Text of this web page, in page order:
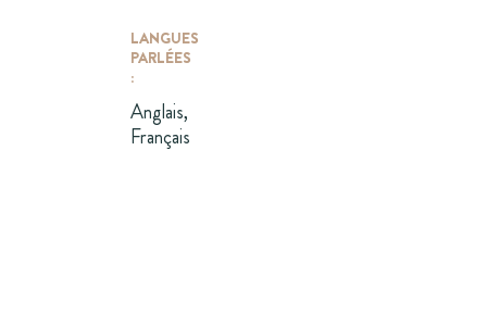
LANGUES
PARLÉES
:
Anglais,
Français